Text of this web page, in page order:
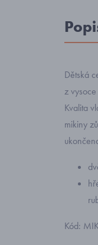
Dětská
z
Kvalita
mikiny
Kód: